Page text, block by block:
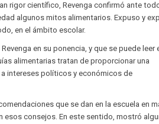
rigor científico, Revenga confirmó ante
algunos mitos alimentarios. Expuso y
en el ámbito escolar.
en su ponencia, y que se puede leer
alimentarias tratan de proporcionar una
intereses políticos y económicos de
que se dan en la escuela en
esos consejos. En este sentido, mostró